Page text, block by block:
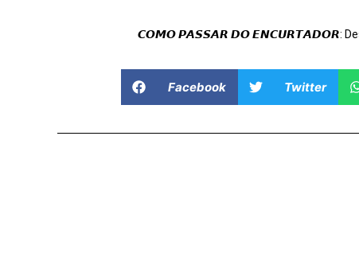
𝘾𝙊𝙈𝙊 𝙋𝘼𝙎𝙎𝘼𝙍 𝘿𝙊 𝙀𝙉𝘾𝙐𝙍𝙏𝘼𝘿𝙊𝙍:
Facebook Twitter